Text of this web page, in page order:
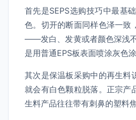
首先是SEPS选购技巧中最基
色。切开的断面同样色泽一致
——发白、发黄或者颜色深浅
是用普通EPS板表面喷涂灰色
其次是保温板采购中的再生料
就会有白色颗粒脱落。正宗
生料产品往往带有刺鼻的塑料